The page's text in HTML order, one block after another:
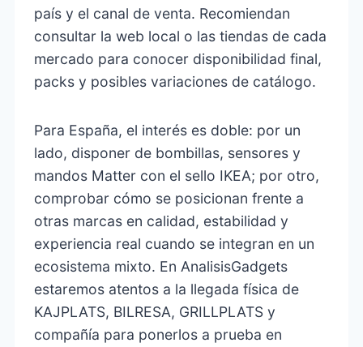
país y el canal de venta. Recomiendan
consultar la web local o las tiendas de cada
mercado para conocer disponibilidad final,
packs y posibles variaciones de catálogo.
Para España, el interés es doble: por un
lado, disponer de bombillas, sensores y
mandos Matter con el sello IKEA; por otro,
comprobar cómo se posicionan frente a
otras marcas en calidad, estabilidad y
experiencia real cuando se integran en un
ecosistema mixto. En AnalisisGadgets
estaremos atentos a la llegada física de
KAJPLATS, BILRESA, GRILLPLATS y
compañía para ponerlos a prueba en